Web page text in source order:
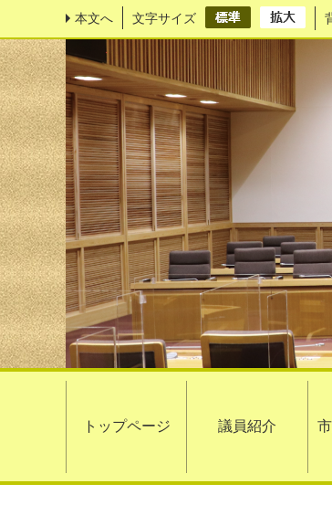
本文へ 文字サイズ
トップページ 議員紹介